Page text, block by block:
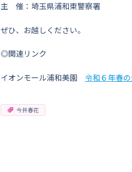
主 催：埼玉県浦和東警察署
ぜひ、お越しください。
◎関連リンク
イオンモール浦和美園 令和６年春
今井春花